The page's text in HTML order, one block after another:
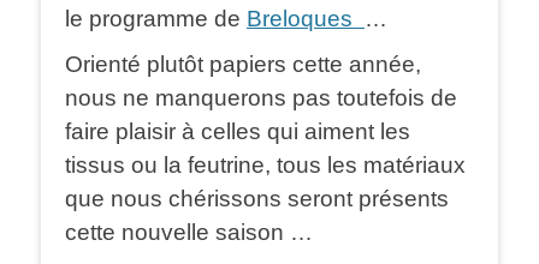
le programme de Breloques …
Orienté plutôt papiers cette année,
nous ne manquerons pas toutefois de
faire plaisir à celles qui aiment les
tissus ou la feutrine, tous les matériaux
que nous chérissons seront présents
cette nouvelle saison …